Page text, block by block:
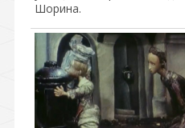
Шорина.